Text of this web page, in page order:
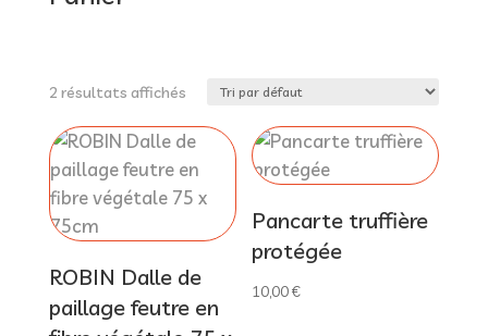
2 résultats affichés
ROBIN Dalle de
paillage feutre en
Pancarte truffière
protégée
10,00€